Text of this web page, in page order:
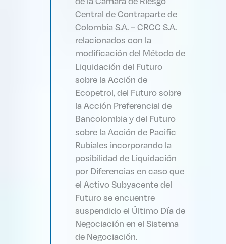
Central de Contraparte de
Colombia S.A. – CRCC S.A.
relacionados con la
modificación del Método de
Liquidación del Futuro
sobre la Acción de
Ecopetrol, del Futuro sobre
la Acción Preferencial de
Bancolombia y del Futuro
sobre la Acción de Pacific
Rubiales incorporando la
posibilidad de Liquidación
por Diferencias en caso que
el Activo Subyacente del
Futuro se encuentre
suspendido el Último Día de
Negociación en el Sistema
de Negociación.